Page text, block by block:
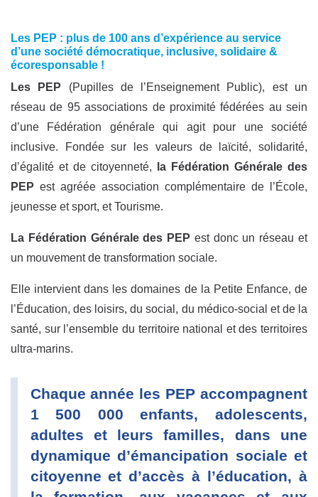
Les PEP : plus de 100 ans d’expérience au service
d’une société démocratique, inclusive, solidaire &
écoresponsable !
Les PEP (Pupilles de l’Enseignement Public), est un
réseau de 95 associations de proximité fédérées au sein
d’une Fédération générale qui agit pour une société
inclusive. Fondée sur les valeurs de laïcité, solidarité,
d’égalité et de citoyenneté, la Fédération Générale des
PEP est agréée association complémentaire de l’École,
jeunesse et sport, et Tourisme.
La Fédération Générale des PEP est donc un réseau et
un mouvement de transformation sociale.
Elle intervient dans les domaines de la Petite Enfance, de
l’Éducation, des loisirs, du social, du médico-social et de la
santé, sur l’ensemble du territoire national et des territoires
ultra-marins.
Chaque année les PEP accompagnent
1 500 000 enfants, adolescents,
adultes et leurs familles, dans une
dynamique d’émancipation sociale et
citoyenne et d’accès à l’éducation, à